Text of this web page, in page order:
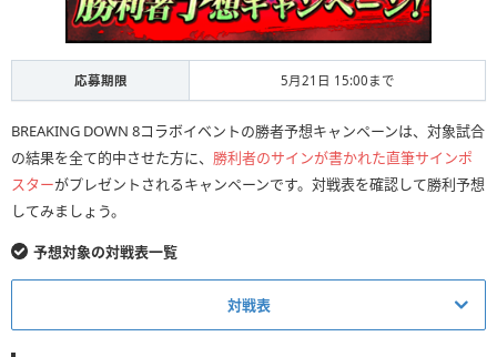
③
応募期限 5月21日 15:00まで
BREAKING DOWN 8コラボイベントの勝者予想キャンペーンは、対象試合
の結果を全て的中させた方に、 勝利者のサインが書かれた直筆サインポ
スターがプレゼントされるキャンペーンです。対戦表を確認して勝利予想
してみましょう。
予想対象の対戦表一覧
対戦表